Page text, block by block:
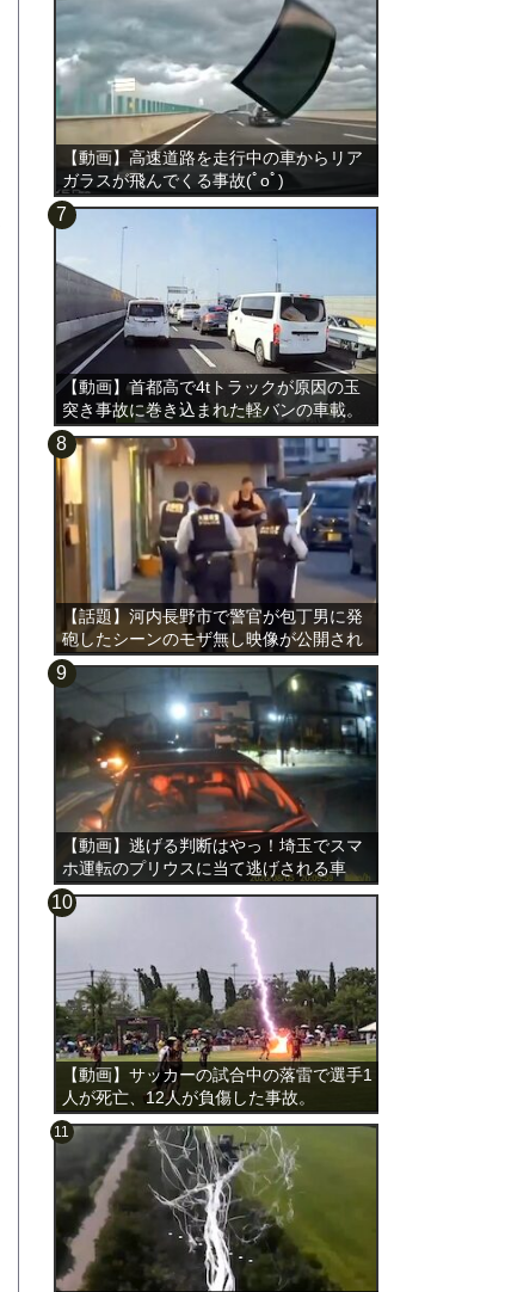
【動画】高速道路を走行中の車からリア
ガラスが飛んでくる事故(ﾟoﾟ)
【動画】首都高で4tトラックが原因の玉
突き事故に巻き込まれた軽バンの車載。
【話題】河内長野市で警官が包丁男に発
砲したシーンのモザ無し映像が公開され
る。
【動画】逃げる判断はやっ！埼玉でスマ
ホ運転のプリウスに当て逃げされる車
載。
【動画】サッカーの試合中の落雷で選手1
人が死亡、12人が負傷した事故。